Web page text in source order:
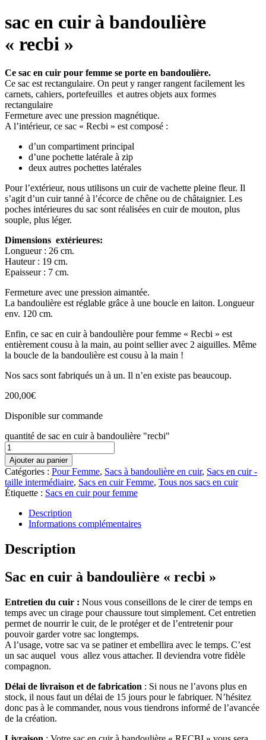
sac en cuir à bandoulière
« recbi »
Ce sac en cuir pour femme se porte en bandoulière.
Ce sac est rectangulaire. On peut y ranger rangent facilement les
carnets, cahiers, portefeuilles et autres objets aux formes
rectangulaire
Fermeture avec une pression magnétique.
A l’intérieur, ce sac « Recbi » est composé :
d’un compartiment principal
d’une pochette latérale à zip
deux autres pochettes latérales
Pour l’extérieur, nous utilisons un cuir de vachette pleine fleur. Il
s’agit d’un cuir tanné à l’écorce de chêne ou de châtaignier. Les
poches intérieures du sac sont réalisées en cuir de mouton, plus
souple, plus léger.
Dimensions extérieures:
Longueur : 26 cm.
Hauteur : 19 cm.
Epaisseur : 7 cm.
Fermeture avec une pression aimantée.
La bandoulière est réglable grâce à une boucle en laiton. Longueur
env. 120 cm.
Enfin, ce sac en cuir à bandoulière pour femme « Recbi » est
entièrement cousu à la main, au point sellier avec 2 aiguilles. Même
la boucle de la bandoulière est cousu à la main !
Nos sacs sont fabriqués un à un. Il n’en existe pas beaucoup.
200,00€
Disponible sur commande
quantité de sac en cuir à bandoulière "recbi"
Ajouter au panier
Catégories : Pour Femme, Sacs à bandoulière en cuir, Sacs en cuir -
taille intermédiaire, Sacs en cuir Femme, Tous nos sacs en cuir
Étiquette : Sacs en cuir pour femme
Description
Informations complémentaires
Description
Sac en cuir à bandoulière « recbi »
Entretien du cuir : Nous vous conseillons de le cirer de temps en
temps avec un cirage pour chaussure tout simplement. Cet entretien
permet de nourrir le cuir, de le protéger et de l’entretenir pour
pouvoir garder votre sac longtemps.
A l’usage, votre sac va se patiner et embellira avec le temps. C’est
un sac auquel vous allez vous attacher. Il deviendra votre fidèle
compagnon.
Délai de livraison et de fabrication : Si nous ne l’avons plus en
stock, il nous faut un délai de 15 jours pour le fabriquer. N’hésitez
donc pas à le commander, nous vous tiendrons informé de l’avancée
de la création.